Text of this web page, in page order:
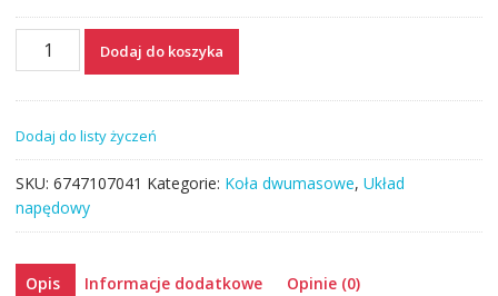
ilość
KOŁO
FOCUS
II
1.8
TDCI
Dodaj do koszyka
Dodaj do listy życzeń
SKU: 6747107041 Kategorie: Koła dwumasowe, Układ
napędowy
Opis Informacje dodatkowe Opinie (0)